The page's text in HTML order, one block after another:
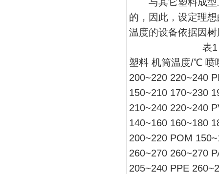
的，因此，设定理
温度的设备依据因
表
塑料 机筒温度/℃ 喷
200~220 220~240
150~210 170~230
210~240 220~240
140~160 160~180
200~220 POM
260~270 260~270
205~240 PPE